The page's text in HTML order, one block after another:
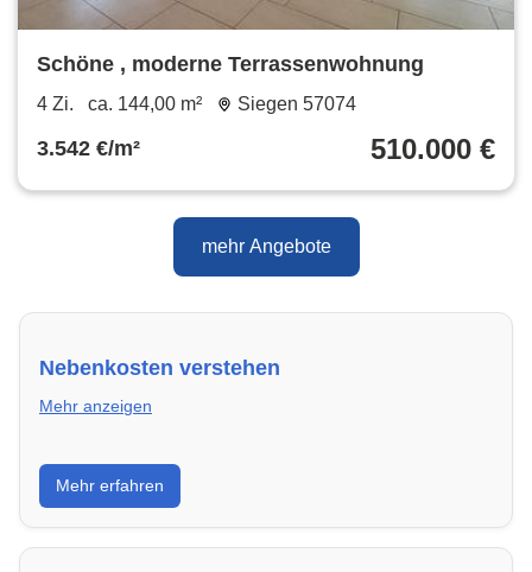
Schöne , moderne Terrassenwohnung
4 Zi. ca. 144,00 m² Siegen 57074
3.542 €/m² 510.000 €
mehr Angebote
Nebenkosten verstehen
Mehr anzeigen
Erfahre, welche Nebenkosten rechtmäßig sind und
wie du deine monatliche Belastung optimieren
kannst.
Mehr erfahren